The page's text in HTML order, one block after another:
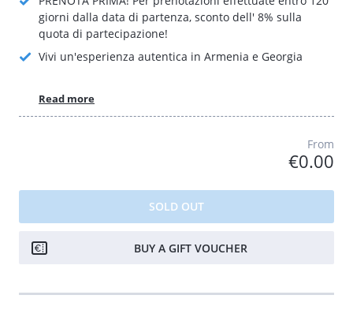
giorni dalla data di partenza, sconto dell' 8% sulla
quota di partecipazione!
Vivi un'esperienza autentica in Armenia e Georgia
Read more
From
€0.00
SOLD OUT
BUY A GIFT VOUCHER